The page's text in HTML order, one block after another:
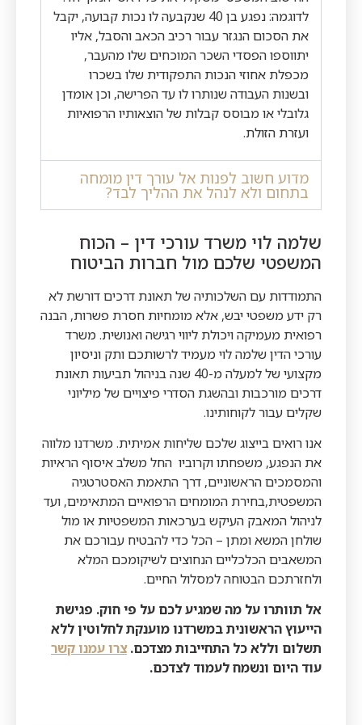
לדוגמה: נפגע בן 40 שנקבעה לו נכות קבועה, יקבל
את הסכום הנגזר עבור רכיב הכאב והסבל, אליו
יתווספו הפסדי השכר המוכחים שלו מהעבר,
מכפלת אחוזי הנכות התפקודית שלו בשכרו
ובשנות העבודה שנותרו לו עד הפרישה, וכן אומדן
גלובלי או מבוסס קבלות של הוצאותיו הרפואיות
ועזרת הזולת.
מדוע חשוב לפנות אל עורך דין מומחה
בתחום ולא לנהל את ההליך לבד?
שלמה לוי משרד עורכי דין – הכוח
המשפטי שלכם מול חברות הביטוח
התמודדות עם השלכותיה של תאונת דרכים דורשת לא
רק ידע משפטי יבש, אלא מומחיות חסרת פשרות, הבנה
רפואית מעמיקה ויכולת ליווי רגישה ואנושית. משרד
עורכי הדין שלמה לוי מעמיד לרשותכם ותק וניסיון
מקצועי של למעלה מ-40 שנה בניהול תביעות תאונת
דרכים מורכבות ובהשגת הסדרי פיצויים של מיליוני
שקלים עבור לקוחותינו.
אנו רואים בייצוג שלכם שליחות אמיתית. משרדנו מלווה
את הנפגע, משפחתו וקרוביו החל משלב איסוף הראיות
והמסמכים הראשוניים, דרך התאמת האסטרטגיה
המשפטית,בחירת המומחים הרפואיים המתאימים, ועד
לניהול המאבק העיקש בערכאות המשפטיות או מול
שולחן המשא ומתן – הכל כדי להבטיח עבורכם את
המשאבים הכלכליים הנחוצים לשיקומכם המלא
ולחזרתכם הבטוחה למסלול החיים.
אל תוותרו על מה שמגיע לכם על פי חוק. פגישת
הייעוץ הראשונית במשרדנו מוענקת לחלוטין ללא
תשלום וללא כל התחייבות מצדכם.צרו עמנו קשר
עוד היום ונשמח לעמוד לצדכם.